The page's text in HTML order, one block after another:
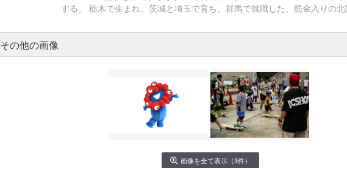
する。 栃木で生まれ、茨城と埼玉で育ち、群馬で就職した、筋金入りの北
その他の画像
画像を全て表示（3件）